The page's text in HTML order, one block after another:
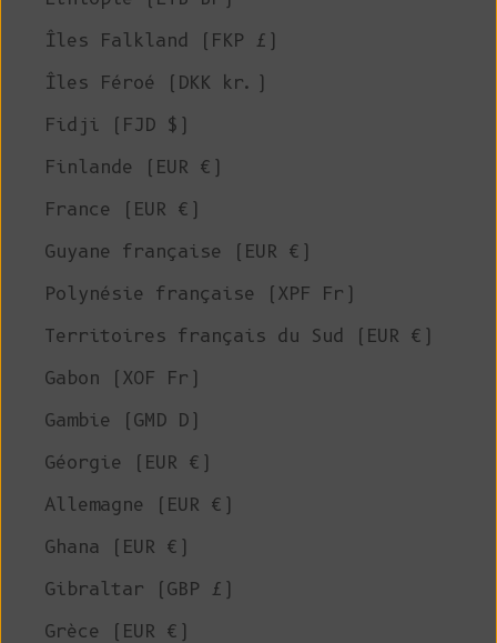
Îles Falkland (FKP £)
Îles Féroé (DKK kr.)
Fidji (FJD $)
Finlande (EUR €)
France (EUR €)
Guyane française (EUR €)
Polynésie française (XPF Fr)
Territoires français du Sud (EUR €)
Gabon (XOF Fr)
Gambie (GMD D)
Géorgie (EUR €)
Allemagne (EUR €)
Ghana (EUR €)
Gibraltar (GBP £)
Grèce (EUR €)